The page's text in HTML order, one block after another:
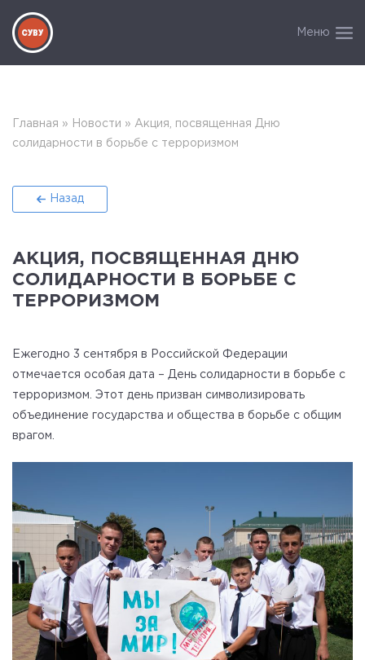
Меню
Главная » Новости » Акция, посвященная Дню
солидарности в борьбе с терроризмом
Назад
АКЦИЯ, ПОСВЯЩЕННАЯ ДНЮ
СОЛИДАРНОСТИ В БОРЬБЕ С
ТЕРРОРИЗМОМ
Ежегодно 3 сентября в Российской Федерации
отмечается особая дата – День солидарности в борьбе с
терроризмом. Этот день призван символизировать
объединение государства и общества в борьбе с общим
врагом.